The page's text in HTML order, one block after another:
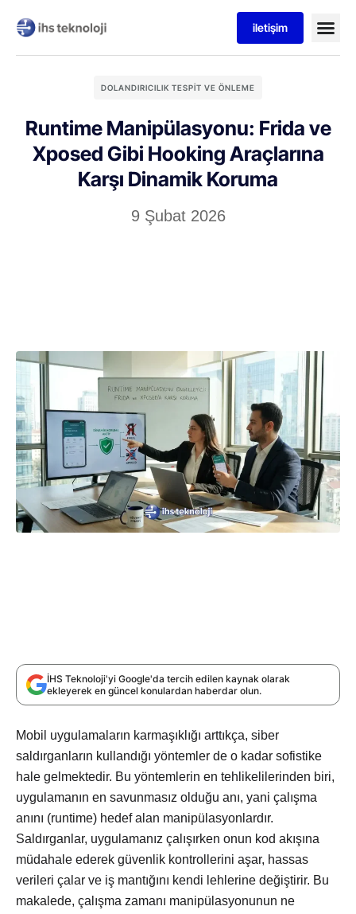
iletişim
DOLANDIRICILIK TESPIT VE ÖNLEME
Runtime Manipülasyonu: Frida ve
Xposed Gibi Hooking Araçlarına
Karşı Dinamik Koruma
9 Şubat 2026
İHS Teknoloji'yi Google'da tercih edilen kaynak olarak
ekleyerek en güncel konulardan haberdar olun.
Mobil uygulamaların karmaşıklığı arttıkça, siber
saldırganların kullandığı yöntemler de o kadar sofistike
hale gelmektedir. Bu yöntemlerin en tehlikelilerinden biri,
uygulamanın en savunmasız olduğu anı, yani çalışma
anını (runtime) hedef alan manipülasyonlardır.
Saldırganlar, uygulamanız çalışırken onun kod akışına
müdahale ederek güvenlik kontrollerini aşar, hassas
verileri çalar ve iş mantığını kendi lehlerine değiştirir. Bu
makalede, çalışma zamanı manipülasyonunun ne